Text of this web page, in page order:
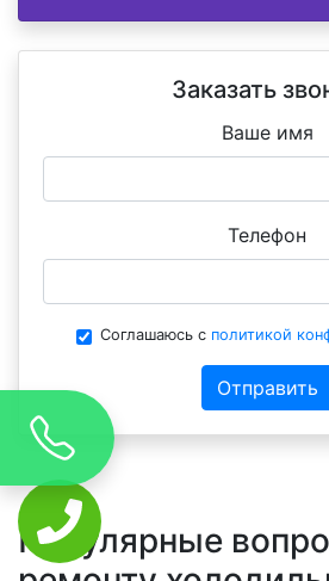
Заказать
Ваше имя
Телефон
Соглашаюсь с политикой
Отправить
Популярные